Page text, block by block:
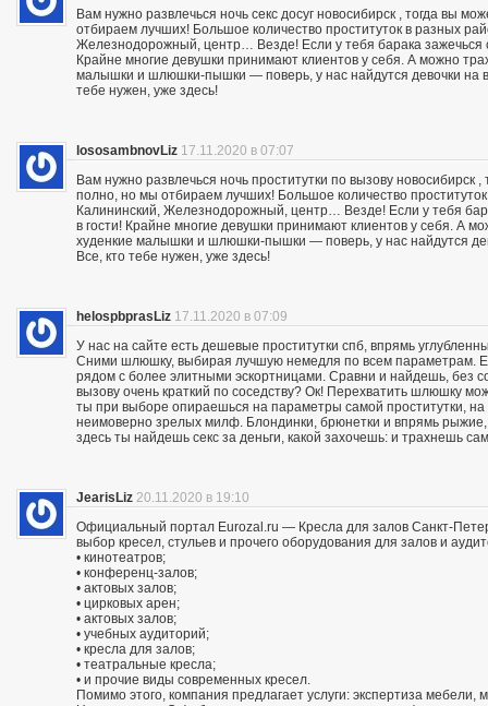
Вам нужно развлечься ночь секс досуг новосибирск , тогда вы
отбираем лучших! Большое количество проституток в разных
Железнодорожный, центр… Везде! Если у тебя барака зажечься
Крайне многие девушки принимают клиентов у себя. А можно
малышки и шлюшки-пышки — поверь, у нас найдутся девочки на
тебе нужен, уже здесь!
lososambnovLiz 17.11.2020 в 07:07
Вам нужно развлечься ночь проститутки по вызову
полно, но мы отбираем лучших! Большое количество
Калининский, Железнодорожный, центр… Везде! Если у тебя
в гости! Крайне многие девушки принимают клиентов у себя. А
худенкие малышки и шлюшки-пышки — поверь, у нас найдутся
Все, кто тебе нужен, уже здесь!
helospbprasLiz 17.11.2020 в 07:09
У нас на сайте есть дешевые проститутки спб, впрямь
Сними шлюшку, выбирая лучшую немедля по всем параметрам.
рядом с более элитными эскортницами. Сравни и найдешь, без
вызову очень краткий по соседству? Ок! Перехватить шлюшку
ты при выборе опираешься на параметры самой проститутки,
неимоверно зрелых милф. Блондинки, брюнетки и впрямь
здесь ты найдешь секс за деньги, какой захочешь: и трахнешь
JearisLiz 20.11.2020 в 19:10
Официальный портал Eurozal.ru — Кресла для залов Санкт-
выбор кресел, стульев и прочего оборудования для залов и
• кинотеатров;
• конференц-залов;
• актовых залов;
• цирковых арен;
• актовых залов;
• учебных аудиторий;
• кресла для залов;
• театральные кресла;
• и прочие виды современных кресел.
Помимо этого, компания предлагает услуги: экспертиза